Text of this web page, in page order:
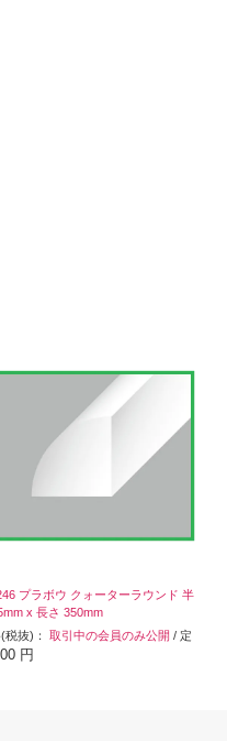
プラボウ クォーターラウンド 半
x 長さ 350mm
税抜)： 取引中の会員のみ公開 / 定
円